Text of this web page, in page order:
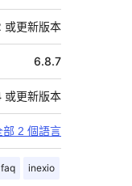
或更新版本
6.8.7
或更新版本
部 2 個語言
faq inexio